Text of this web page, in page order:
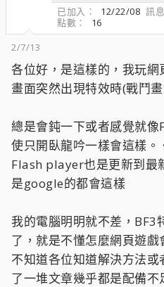
已加入
12/22/08 訊息
點數
16
2/7/13
各位好，是這樣的，我玩
畫面突然出現特效時(戰鬥畫
總是會鈍一下或者感覺就像
使只開臥龍吟一樣會這樣。
Flash player也是更新到最
是google的都會這樣
我的電腦明明就不差，BF3
了，就是不懂怎麼網頁遊戲
不知道各位知道解決方法
了一堆文章幾乎都是配備不